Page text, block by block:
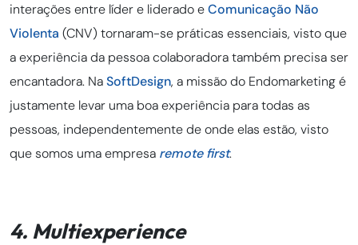
interações entre líder e liderado eComunicação Não
Violenta (CNV) tornaram-se práticas essenciais, visto que
a experiência da pessoa colaboradora também precisa ser
encantadora. NaSoftDesign, a missão do Endomarketing é
justamente levar uma boa experiência para todas as
pessoas, independentemente de onde elas estão, visto
que somos uma empresa remote first.
4. Multiexperience